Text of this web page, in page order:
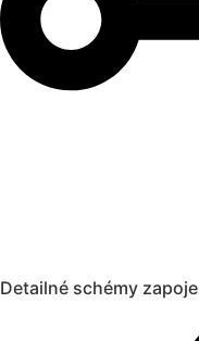
Detailné schémy